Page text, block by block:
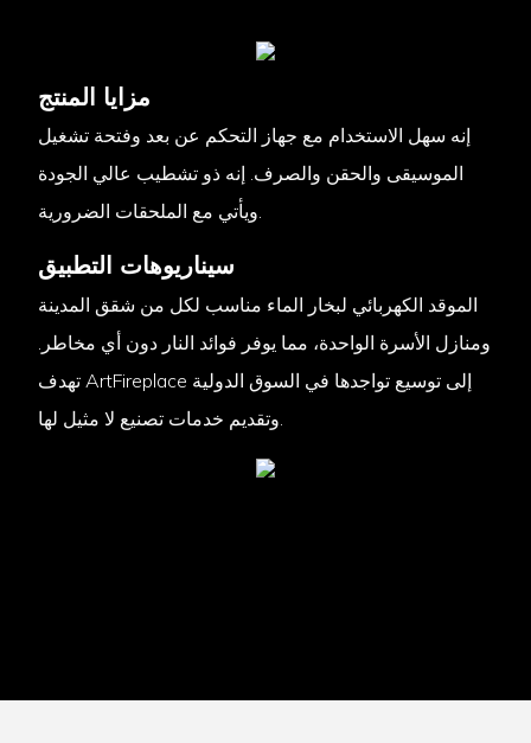
مزايا المنتج
إنه سهل الاستخدام مع جهاز التحكم عن بعد وفتحة تشغيل
الموسيقى والحقن والصرف. إنه ذو تشطيب عالي الجودة
ويأتي مع الملحقات الضرورية.
سيناريوهات التطبيق
الموقد الكهربائي لبخار الماء مناسب لكل من شقق المدينة
ومنازل الأسرة الواحدة، مما يوفر فوائد النار دون أي مخاطر.
تهدف ArtFireplace إلى توسيع تواجدها في السوق الدولية